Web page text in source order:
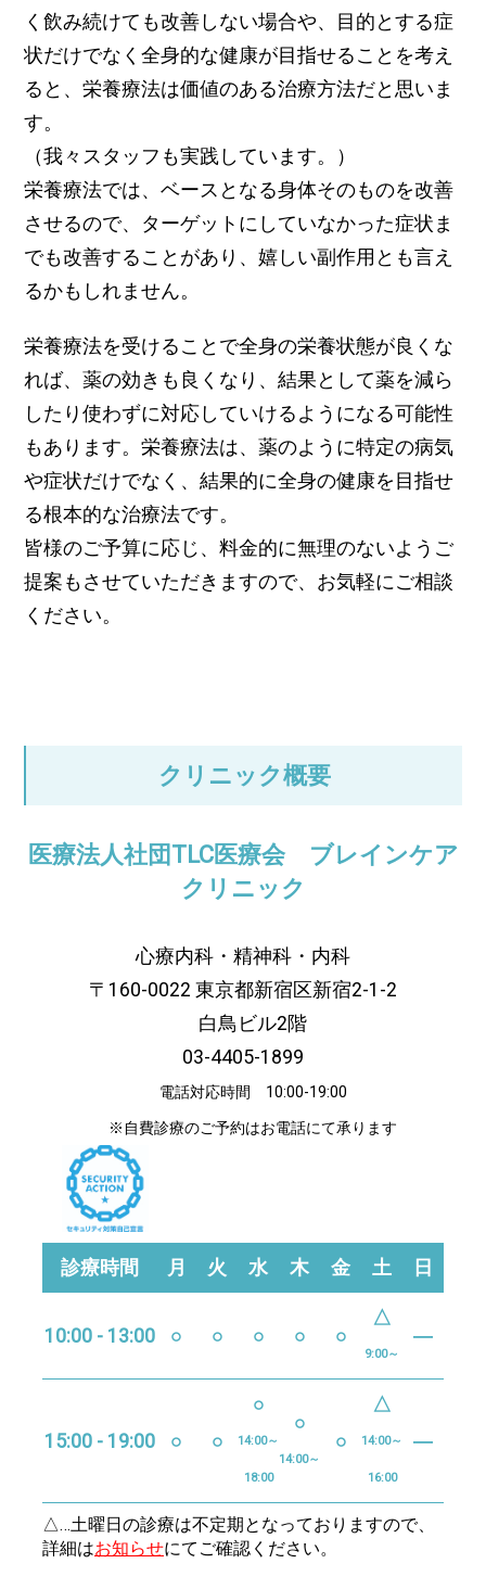
く飲み続けても改善しない場合や、目的とする症
状だけでなく全身的な健康が目指せることを考え
ると、栄養療法は価値のある治療方法だと思いま
す。
（我々スタッフも実践しています。）
栄養療法では、ベースとなる身体そのものを改善
させるので、ターゲットにしていなかった症状ま
でも改善することがあり、嬉しい副作用とも言え
るかもしれません。
栄養療法を受けることで全身の栄養状態が良くな
れば、薬の効きも良くなり、結果として薬を減ら
したり使わずに対応していけるようになる可能性
もあります。栄養療法は、薬のように特定の病気
や症状だけでなく、結果的に全身の健康を目指せ
る根本的な治療法です。
皆様のご予算に応じ、料金的に無理のないようご
提案もさせていただきますので、お気軽にご相談
ください。
クリニック概要
医療法人社団TLC医療会 ブレインケア
クリニック
心療内科・精神科・内科
〒160-0022 東京都新宿区新宿2-1-2
白鳥ビル2階
03-4405-1899
電話対応時間 10:00-19:00
※自費診療のご予約はお電話にて承ります
△…土曜日の診療は不定期となっておりますので、
詳細はお知らせにてご確認ください。
診療時間 月 火 水 木 金 土 日
10:00 - 13:00 ○ ○ ○ ○ ○
△
9:00～
―
15:00 - 19:00 ○ ○
○
14:00～
18:00
○
14:00～
○
△
14:00～
16:00
―